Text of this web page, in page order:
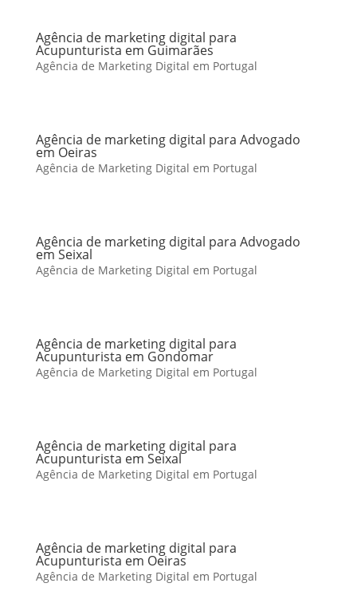
Agência de marketing digital para
Acupunturista em Guimarães
Agência de Marketing Digital em Portugal
Agência de marketing digital para Advogado
em Oeiras
Agência de Marketing Digital em Portugal
Agência de marketing digital para Advogado
em Seixal
Agência de Marketing Digital em Portugal
Agência de marketing digital para
Acupunturista em Gondomar
Agência de Marketing Digital em Portugal
Agência de marketing digital para
Acupunturista em Seixal
Agência de Marketing Digital em Portugal
Agência de marketing digital para
Acupunturista em Oeiras
Agência de Marketing Digital em Portugal